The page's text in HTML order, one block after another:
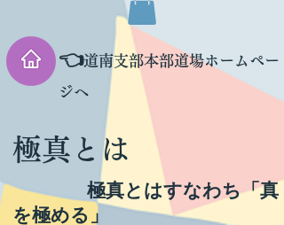
👈道南支部本部道場ホームペー
ジへ
極真とは
極真とはすなわち「真
を極める」